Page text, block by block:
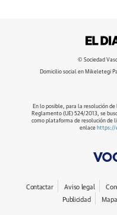
© Sociedad
Domicilio social en Mikeletegi
En lo posible, para la resolución
Reglamento (UE) 524/2013, se
como plataforma de resolución de
enlace https://
Contactar Aviso legal
Publicidad